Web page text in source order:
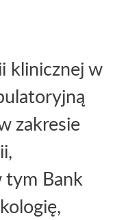
klinicznej w
zakresie
tym Bank